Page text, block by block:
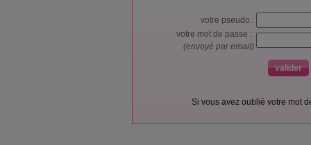
votre pseudo :
votre mot de passe :
(envoyé par email)
Si vous avez oublié votre mot